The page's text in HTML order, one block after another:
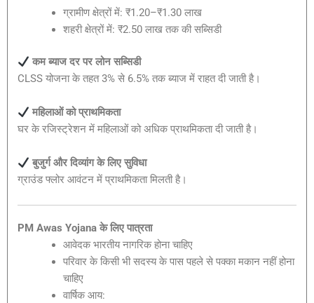
ग्रामीण क्षेत्रों में: ₹1.20–₹1.30 लाख
शहरी क्षेत्रों में: ₹2.50 लाख तक की सब्सिडी
कम ब्याज दर पर लोन सब्सिडी
CLSS योजना के तहत 3% से 6.5% तक ब्याज में राहत दी जाती है।
महिलाओं को प्राथमिकता
घर के रजिस्ट्रेशन में महिलाओं को अधिक प्राथमिकता दी जाती है।
बुजुर्ग और दिव्यांग के लिए सुविधा
ग्राउंड फ्लोर आवंटन में प्राथमिकता मिलती है।
PM Awas Yojana के लिए पात्रता
आवेदक भारतीय नागरिक होना चाहिए
परिवार के किसी भी सदस्य के पास पहले से पक्का मकान नहीं होना
चाहिए
वार्षिक आय: